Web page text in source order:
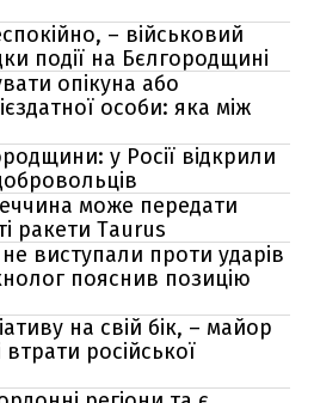
– військовий
події на Бєлгородщині
опікуна або
особи: яка між
у Росії відкрили
може передати
ракети Taurus
виступали проти ударів
пояснив позицію
на свій бік, – майор
російської